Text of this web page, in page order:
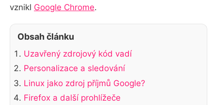
vznikl Google Chrome.
Obsah článku
Uzavřený zdrojový kód vadí
Personalizace a sledování
Linux jako zdroj příjmů Google?
Firefox a další prohlížeče